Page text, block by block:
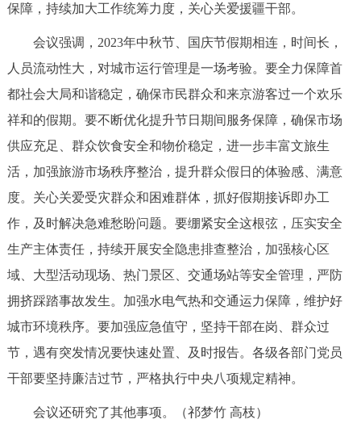
保障，持续加大工作统筹力度，关心关爱援疆干部。
会议强调，2023年中秋节、国庆节假期相连，时间长，
人员流动性大，对城市运行管理是一场考验。要全力保障首
都社会大局和谐稳定，确保市民群众和来京游客过一个欢乐
祥和的假期。要不断优化提升节日期间服务保障，确保市场
供应充足、群众饮食安全和物价稳定，进一步丰富文旅生
活，加强旅游市场秩序整治，提升群众假日的体验感、满意
度。关心关爱受灾群众和困难群体，抓好假期接诉即办工
作，及时解决急难愁盼问题。要绷紧安全这根弦，压实安全
生产主体责任，持续开展安全隐患排查整治，加强核心区
域、大型活动现场、热门景区、交通场站等安全管理，严防
拥挤踩踏事故发生。加强水电气热和交通运力保障，维护好
城市环境秩序。要加强应急值守，坚持干部在岗、群众过
节，遇有突发情况要快速处置、及时报告。各级各部门党员
干部要坚持廉洁过节，严格执行中央八项规定精神。
会议还研究了其他事项。（祁梦竹 高枝）